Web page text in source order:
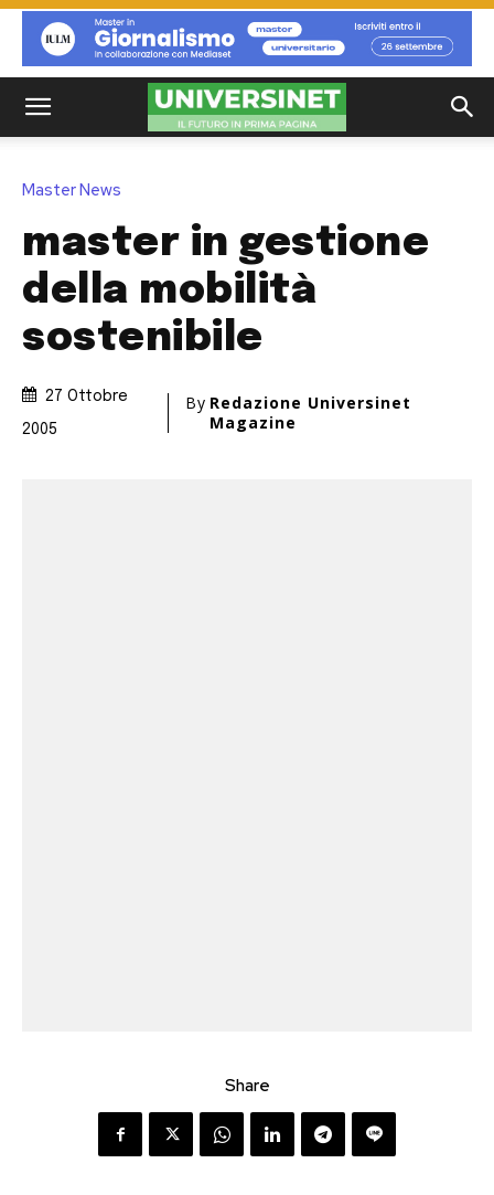
Master News
master in gestione
della mobilità
sostenibile
27 Ottobre
2005
By Redazione Universinet
Magazine
Share